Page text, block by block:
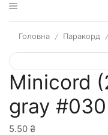
Головна / Паракорд /
Minicord
gray #030
5.50 ₴